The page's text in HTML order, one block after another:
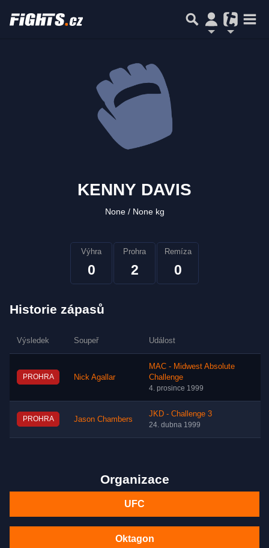
KENNY DAVIS
None None kg
Výhra
0
Prohra
2
Remíza
0
Historie zápasů
Výsledek Soupeř Událost
PROHRA Nick Agallar
MAC - Midwest Absolute
Challenge
4. prosince 1999
PROHRA Jason Chambers
JKD - Challenge 3
24. dubna 1999
Organizace
UFC
Oktagon